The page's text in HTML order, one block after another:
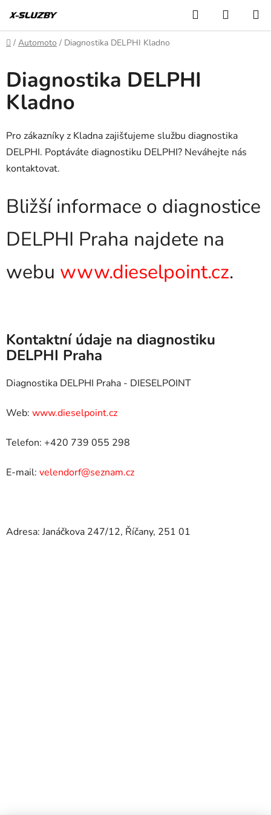
na
obsah
Hledat
KOŠÍK
Domů
/ Automoto / Diagnostika DELPHI Kladno
Diagnostika DELPHI
Kladno
Pro zákazníky z Kladna zajišťujeme službu diagnostika
DELPHI. Poptáváte diagnostiku DELPHI? Neváhejte nás
kontaktovat.
Bližší informace o diagnostice
DELPHI Praha najdete na
webu www.dieselpoint.cz.
Kontaktní údaje na diagnostiku
DELPHI Praha
Diagnostika DELPHI Praha - DIESELPOINT
Web: www.dieselpoint.cz
Telefon: +420 739 055 298
E-mail: velendorf@seznam.cz
Adresa: Janáčkova 247/12, Říčany, 251 01